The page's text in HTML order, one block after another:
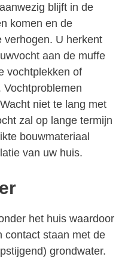
blijft in de
komen en de
verhogen. U herkent
aan de muffe
vochtplekken of
niet te lang met
zal op lange termijn
bouwmateriaal
van uw huis.
het huis waardoor
contact staan met de
grondwater.